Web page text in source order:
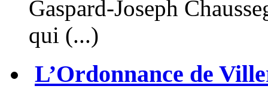
Gaspard-Joseph
qui (...)
L’Ordonnance de